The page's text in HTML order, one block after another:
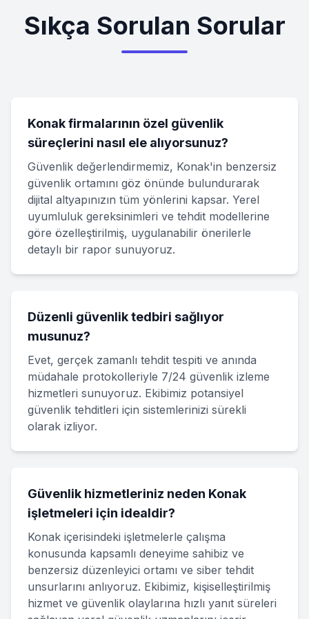
Sıkça Sorulan Sorular
Konak firmalarının özel güvenlik
süreçlerini nasıl ele alıyorsunuz?
Güvenlik değerlendirmemiz, Konak'in benzersiz
güvenlik ortamını göz önünde bulundurarak
dijital altyapınızın tüm yönlerini kapsar. Yerel
uyumluluk gereksinimleri ve tehdit modellerine
göre özelleştirilmiş, uygulanabilir önerilerle
detaylı bir rapor sunuyoruz.
Düzenli güvenlik tedbiri sağlıyor
musunuz?
Evet, gerçek zamanlı tehdit tespiti ve anında
müdahale protokolleriyle 7/24 güvenlik izleme
hizmetleri sunuyoruz. Ekibimiz potansiyel
güvenlik tehditleri için sistemlerinizi sürekli
olarak izliyor.
Güvenlik hizmetleriniz neden Konak
işletmeleri için idealdir?
Konak içerisindeki işletmelerle çalışma
konusunda kapsamlı deneyime sahibiz ve
benzersiz düzenleyici ortamı ve siber tehdit
unsurlarını anlıyoruz. Ekibimiz, kişiselleştirilmiş
hizmet ve güvenlik olaylarına hızlı yanıt süreleri